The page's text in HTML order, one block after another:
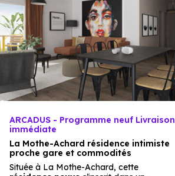
ARCADUS - Programme neuf Livraison
immédiate
La Mothe-Achard résidence intimiste
proche gare et commodités
Située à La Mothe-Achard, cette